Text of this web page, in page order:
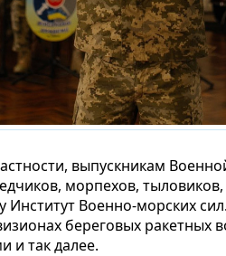
выпускникам
морпехов,
Институт Военно-морских
береговых ракетных
и так далее.